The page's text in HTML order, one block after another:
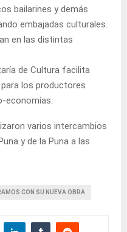
bailarines y demás
embajadas culturales.
en las distintas
de Cultura facilita
los productores
economías.
varios intercambios
y de la Puna a las
CON SU NUEVA OBRA